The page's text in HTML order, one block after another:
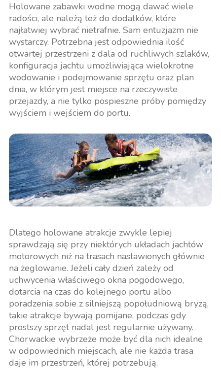
Holowane zabawki wodne mogą dawać wiele
radości, ale należą też do dodatków, które
najłatwiej wybrać nietrafnie. Sam entuzjazm nie
wystarczy. Potrzebna jest odpowiednia ilość
otwartej przestrzeni z dala od ruchliwych szlaków,
konfiguracja jachtu umożliwiająca wielokrotne
wodowanie i podejmowanie sprzętu oraz plan
dnia, w którym jest miejsce na rzeczywiste
przejazdy, a nie tylko pospieszne próby pomiędzy
wyjściem i wejściem do portu.
Dlatego holowane atrakcje zwykle lepiej
sprawdzają się przy niektórych układach jachtów
motorowych niż na trasach nastawionych głównie
na żeglowanie. Jeżeli cały dzień zależy od
uchwycenia właściwego okna pogodowego,
dotarcia na czas do kolejnego portu albo
poradzenia sobie z silniejszą popołudniową bryzą,
takie atrakcje bywają pomijane, podczas gdy
prostszy sprzęt nadal jest regularnie używany.
Chorwackie wybrzeże może być dla nich idealne
w odpowiednich miejscach, ale nie każda trasa
daje im przestrzeń, której potrzebują.